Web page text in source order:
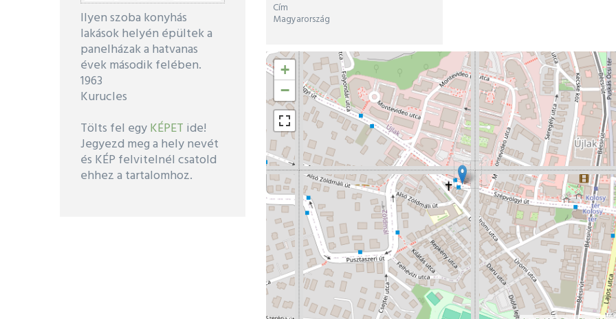
Cím
Magyarország
Hosszúsági
és
széleségi
fokok
+
−
Ilyen szoba konyhás
lakások helyén épültek a
panelházak a hatvanas
évek második felében.
1963
Kurucles
Tölts fel egyKÉPET ide!
Jegyezd meg a hely nevét
és KÉP felvitelnél csatold
ehhez a tartalomhoz.